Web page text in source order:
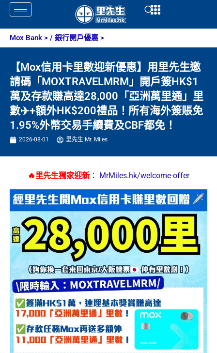
Skip
content
Open
Mox Bank > / 銀行開戶優惠 >
【Mox信用卡里數迎新優惠】用里先生邀
請碼「MOXTRAVELMRM」開戶簽HK$1
萬及存款賺高達28,000「亞洲萬里通」里
數✈️+額外HK$200禮品！所有海外簽賬免
1.95%外幣交易手續費及CBF都免！
2026-08-01 里先生 Mr. Miles
🔥里先生獨家迎新 ： MrMiles.hk/welcome-offer